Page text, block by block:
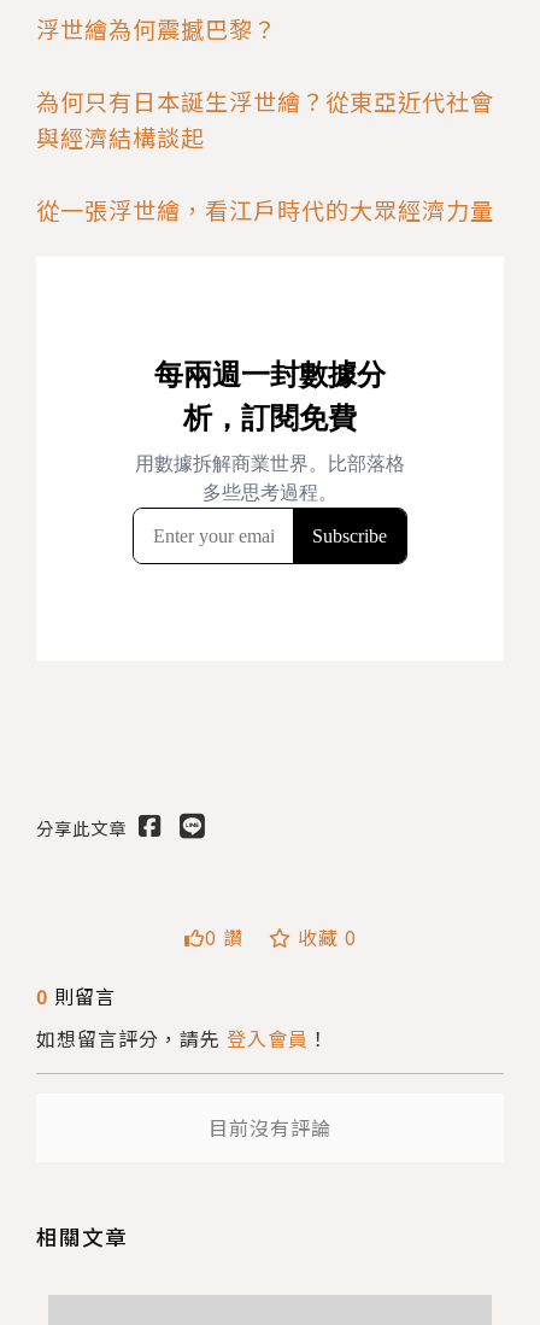
浮世繪為何震撼巴黎？
為何只有日本誕生浮世繪？從東亞近代社會
與經濟結構談起
從一張浮世繪，看江戶時代的大眾經濟力量